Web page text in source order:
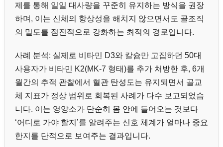
제를 통해 일일 대사량을 꾸준히 유지하는 방식을 권장
하며, 이는 신체의 항상성을 해치지 않으면서도 골조직
의 밀도를 점진적으로 강화하는 최적의 경로입니다.
사례 분석: 실제로 비타민 D3와 칼슘만 고집하던 50대
사용자가 비타민 K2(MK-7 형태)를 추가 처방한 후, 6개
월간의 추적 관찰에서 혈관 탄성도는 유지되면서 골교
체 지표가 정상 범위로 회복된 사례가 다수 보고되었습
니다. 이는 영양소가 단순히 몸 안에 들어오는 것보다
‘어디로 가야 할지’를 알려주는 신호 체계가 얼마나 중요
한지를 단적으로 보여주는 결과입니다.